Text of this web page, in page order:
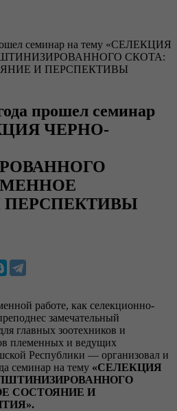
семинар на тему «СЕЛЕКЦИЯ
СКОТА:
И ПЕРСПЕКТИВЫ
прошел семинар
ЧЕРНО-
ПЕРСПЕКТИВЫ
работе, как селекционно-
замечательный
главных зоотехников и
племенных и ведущих
Республики — организовал и
семинар на тему «СЕЛЕКЦИЯ
СОСТОЯНИЕ И